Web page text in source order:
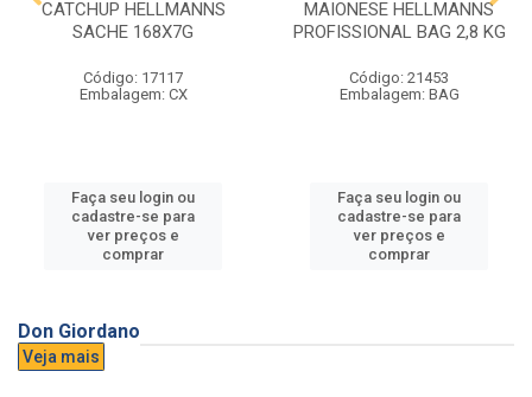
CATCHUP HELLMANNS
SACHE 168X7G
Código: 17117
Embalagem: CX
Faça seu login ou
cadastre-se para
ver preços e
comprar
MAIONESE HELLMANNS
PROFISSIONAL BAG 2,8 KG
Código: 21453
Embalagem: BAG
Faça seu login ou
cadastre-se para
ver preços e
comprar
Don Giordano
Veja mais